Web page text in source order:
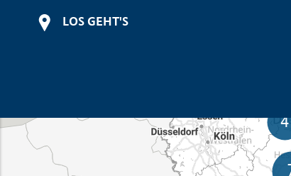
LOS GEHT'S